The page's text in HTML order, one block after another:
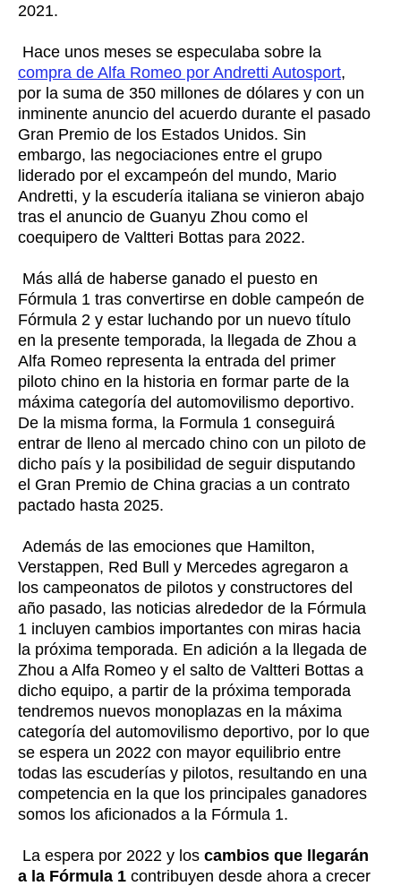
2021.
Hace unos meses se especulaba sobre la
compra de Alfa Romeo por Andretti Autosport,
por la suma de 350 millones de dólares y con un
inminente anuncio del acuerdo durante el pasado
Gran Premio de los Estados Unidos. Sin
embargo, las negociaciones entre el grupo
liderado por el excampeón del mundo, Mario
Andretti, y la escudería italiana se vinieron abajo
tras el anuncio de Guanyu Zhou como el
coequipero de Valtteri Bottas para 2022.
Más allá de haberse ganado el puesto en
Fórmula 1 tras convertirse en doble campeón de
Fórmula 2 y estar luchando por un nuevo título
en la presente temporada, la llegada de Zhou a
Alfa Romeo representa la entrada del primer
piloto chino en la historia en formar parte de la
máxima categoría del automovilismo deportivo.
De la misma forma, la Formula 1 conseguirá
entrar de lleno al mercado chino con un piloto de
dicho país y la posibilidad de seguir disputando
el Gran Premio de China gracias a un contrato
pactado hasta 2025.
Además de las emociones que Hamilton,
Verstappen, Red Bull y Mercedes agregaron a
los campeonatos de pilotos y constructores del
año pasado, las noticias alrededor de la Fórmula
1 incluyen cambios importantes con miras hacia
la próxima temporada. En adición a la llegada de
Zhou a Alfa Romeo y el salto de Valtteri Bottas a
dicho equipo, a partir de la próxima temporada
tendremos nuevos monoplazas en la máxima
categoría del automovilismo deportivo, por lo que
se espera un 2022 con mayor equilibrio entre
todas las escuderías y pilotos, resultando en una
competencia en la que los principales ganadores
somos los aficionados a la Fórmula 1.
La espera por 2022 y los cambios que llegarán
a la Fórmula 1 contribuyen desde ahora a crecer